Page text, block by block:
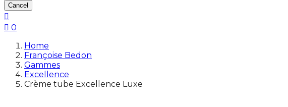
Cancel

 0
Home
Françoise Bedon
Gammes
Excellence
Crème tube Excellence Luxe